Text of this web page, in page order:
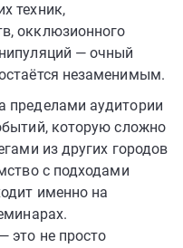
техник,
окклюзионного
— очный
незаменимым.
пределами аудитории
которую сложно
из других городов
с подходами
именно на
это не просто